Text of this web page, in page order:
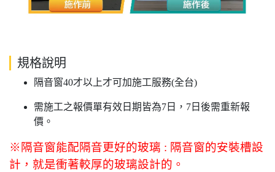
規格說明
隔音窗40才以上才可加施工服務(全台)
需施工之報價單有效日期皆為7日，7日後需重新報
價。
※隔音窗能配隔音更好的玻璃 : 隔音窗的安裝槽設
計，就是衝著較厚的玻璃設計的。